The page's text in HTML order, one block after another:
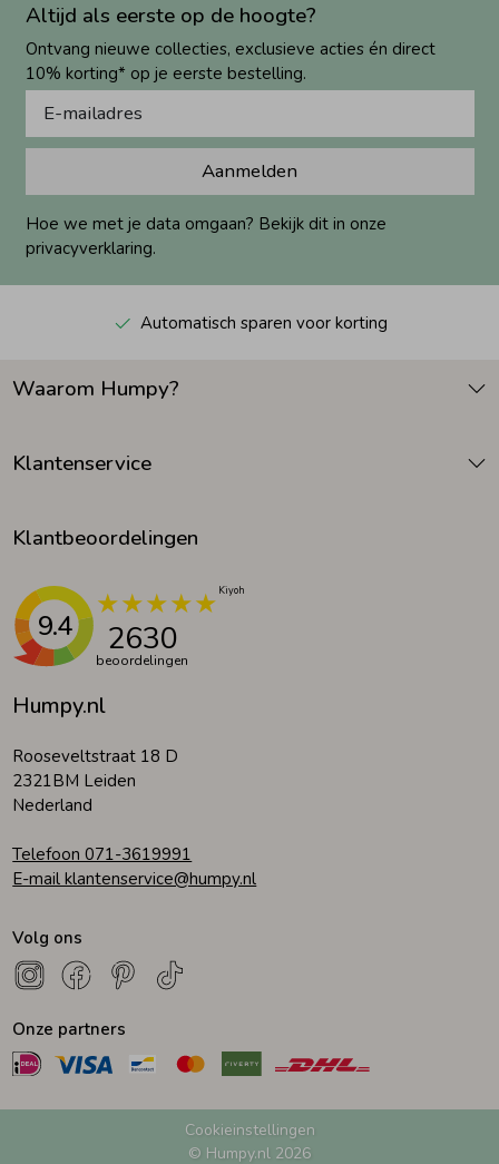
Altijd als eerste op de hoogte?
Ontvang nieuwe collecties, exclusieve acties én direct
10% korting* op je eerste bestelling.
Aanmelden
Hoe we met je data omgaan? Bekijk dit in onze
privacyverklaring.
Automatisch sparen voor korting
Humpy.nl
Rooseveltstraat 18 D
2321BM Leiden
Nederland
Telefoon 071-3619991
E-mail klantenservice@humpy.nl
Waarom Humpy?
Klantenservice
Klantbeoordelingen
9.4 2630
beoordelingen
Volg ons
Onze partners
Cookieinstellingen
© Humpy.nl 2026